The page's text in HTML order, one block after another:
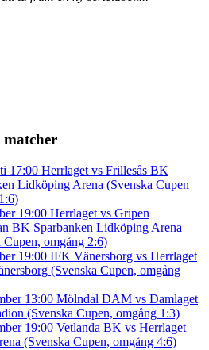
17:00 Herrlaget vs Frillesås BK
Lidköping Arena (Svenska Cupen
19:00 Herrlaget vs Gripen
BK Sparbanken Lidköping Arena
Cupen, omgång 2:6)
19:00 IFK Vänersborg vs Herrlaget
(Svenska Cupen, omgång
13:00 Mölndal DAM vs Damlaget
(Svenska Cupen, omgång 1:3)
19:00 Vetlanda BK vs Herrlaget
(Svenska Cupen, omgång 4:6)